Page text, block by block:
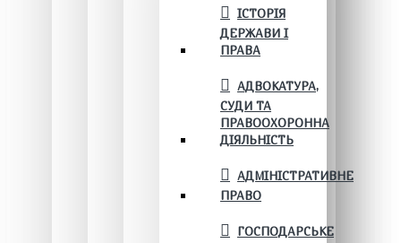
ІСТОРІЯ
ДЕРЖАВИ І
ПРАВА
АДВОКАТУРА,
СУДИ ТА
ПРАВООХОРОННА
ДІЯЛЬНІСТЬ
АДМІНІСТРАТИВНЕ
ПРАВО
ГОСПОДАРСЬКЕ